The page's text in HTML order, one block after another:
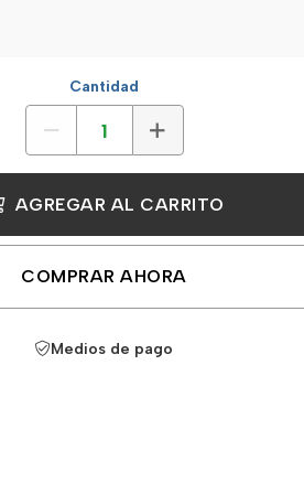
Cantidad
AGREGAR AL CARRITO
COMPRAR AHORA
Medios de pago